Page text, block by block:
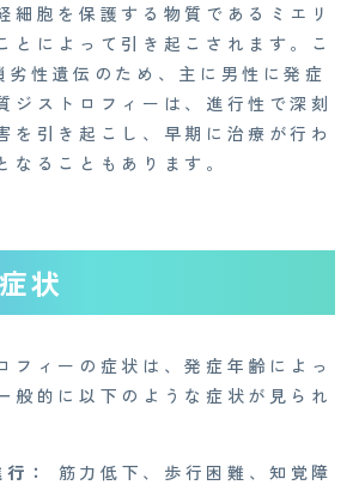
細胞を保護する物質であるミエリ
とによって引き起こされます。こ
劣性遺伝のため、主に男性に発症
ジストロフィーは、進行性で深刻
を引き起こし、早期に治療が行わ
なることもあります。
状
フィーの症状は、発症年齢によっ
般的に以下のような症状が見られ
：
筋力低下、歩行困難、知覚障